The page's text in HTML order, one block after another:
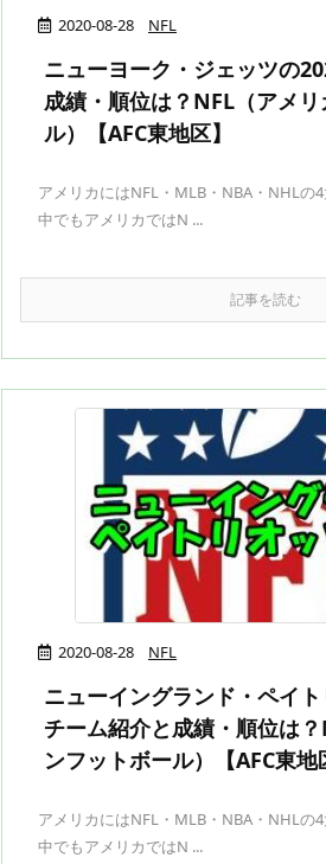
2020-08-28 NFL
ニューヨーク・ジェッツの
成績・順位は？NFL（アメ
ル）【AFC東地区】
アメリカにはNFL・MLB・NBA・NHLの4
中でもアメリカではN ...
記事を読む
2020-08-28 NFL
ニューイングランド・ペイ
チーム紹介と成績・順位は
ンフットボール）【AFC東地
アメリカにはNFL・MLB・NBA・NHLの4
中でもアメリカではN ...